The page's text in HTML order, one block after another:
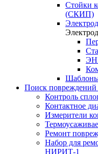
Стойки
(СКИП)
Поиск повреждений
Контроль
Контактное
Измерители
Ремонт
Набор для
НИРИТ-1